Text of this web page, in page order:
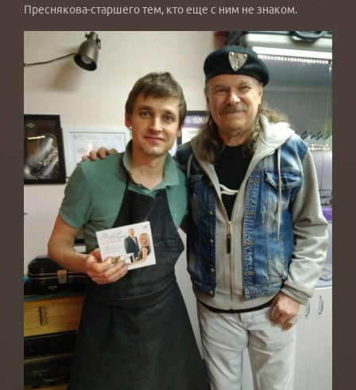
Преснякова-старшего тем, кто еще с ним не знаком.